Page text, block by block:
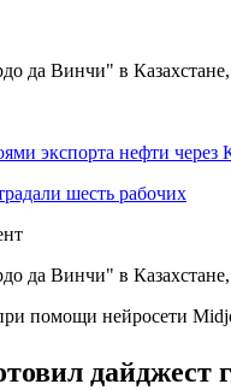
экспорта нефти
шесть рабочих
помощи нейросети